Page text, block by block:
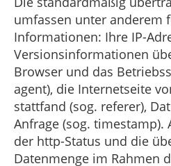
umfassen unter anderem
Informationen: Ihre IP-
Versionsinformationen
Browser und das
agent), die Internetseite
stattfand (sog. referer),
Anfrage (sog. timestamp).
der http-Status und die
Datenmenge im Rahmen